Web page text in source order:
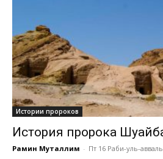
Истории пророков
Рамин Муталлим - Пт 16 Раби-уль-